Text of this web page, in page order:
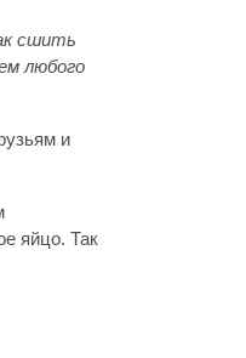
сшить
любого
и
яйцо. Так